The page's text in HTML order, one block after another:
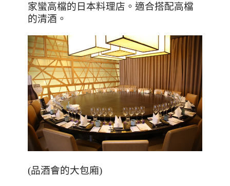
家蠻高檔的日本料理店。適合搭配高檔
的清酒。
(品酒會的大包廂)